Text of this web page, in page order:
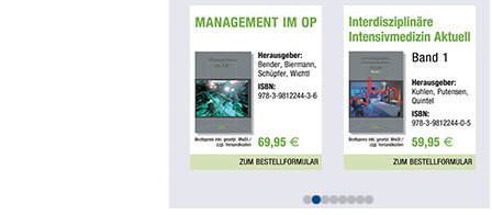
Supplements OrphanAnesthesia